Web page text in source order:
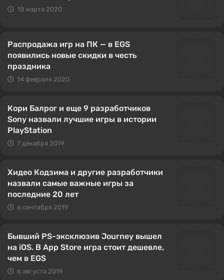
18 марта 2020
Распродажа игр на ПК — в EGS
появились новые скидки в честь
праздника
14 февраля 2020
Кори Балрог и еще 9 разработчиков
Sony назвали лучшие игры в истории
PlayStation
7 декабря 2019
Хидео Кодзима и другие разработчики
назвали самые важные игры за
последние 20 лет
6 сентября 2019
Бывший PS-эксклюзив Journey вышел
на iOS. В App Store игра стоит дешевле,
чем в EGS
6 августа 2019